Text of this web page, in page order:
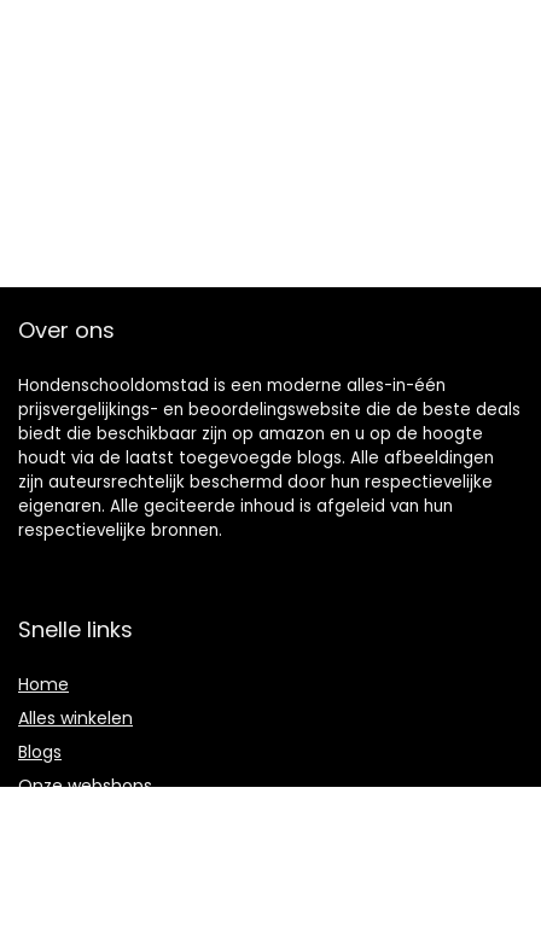
Over ons
Hondenschooldomstad is een moderne alles-in-één
prijsvergelijkings- en beoordelingswebsite die de beste deals
biedt die beschikbaar zijn op amazon en u op de hoogte
houdt via de laatst toegevoegde blogs. Alle afbeeldingen
zijn auteursrechtelijk beschermd door hun respectievelijke
eigenaren. Alle geciteerde inhoud is afgeleid van hun
respectievelijke bronnen.
Snelle links
Home
Alles winkelen
Blogs
Onze webshops